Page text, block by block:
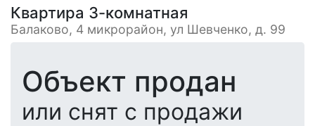
Квартира 3-комнатная
Балаково, 4 микрорайон, ул Шевченко, д. 99
Объект продан
или снят с продажи